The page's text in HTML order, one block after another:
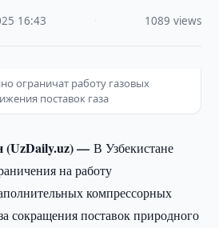
16:43 1089 views
ограничат работу газовых
поставок газа
(UzDaily.uz) —В Узбекистане
на работу
компрессорных
сокращения поставок природного